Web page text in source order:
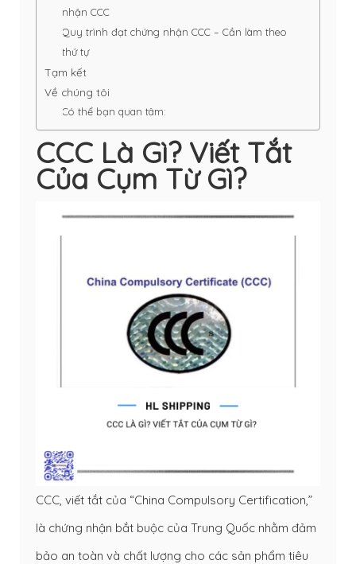
nhận CCC
Quy trình đạt chứng nhận CCC – Cần làm theo
thứ tự
Tạm kết
Về chúng tôi
Có thể bạn quan tâm:
CCC Là Gì? Viết Tắt
Của Cụm Từ Gì?
CCC, viết tắt của “China Compulsory Certification,”
là chứng nhận bắt buộc của Trung Quốc nhằm đảm
bảo an toàn và chất lượng cho các sản phẩm tiêu